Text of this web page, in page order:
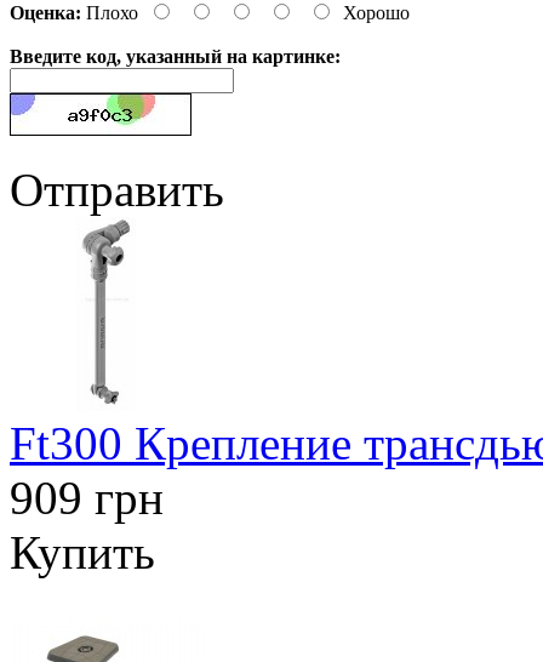
Оценка: Плохо Хорошо
Введите код, указанный на картинке:
Отправить
Ft300 Крепление
909 грн
Купить